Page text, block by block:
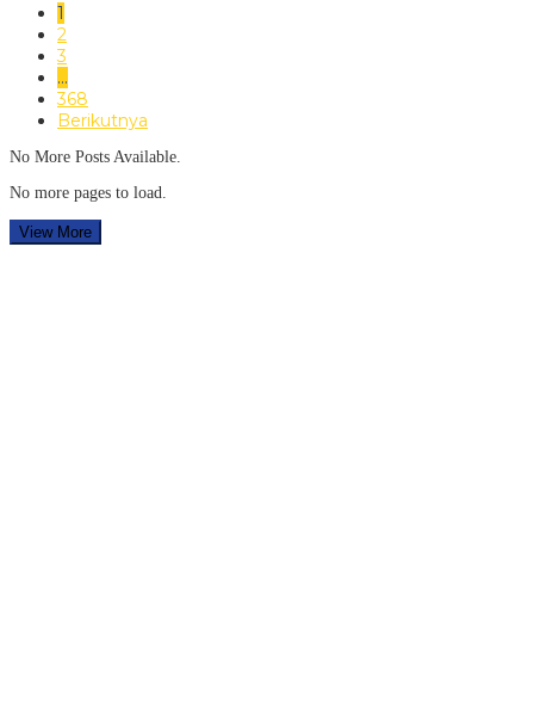
1
2
3
…
368
Berikutnya
No More Posts Available.
No more pages to load.
View More